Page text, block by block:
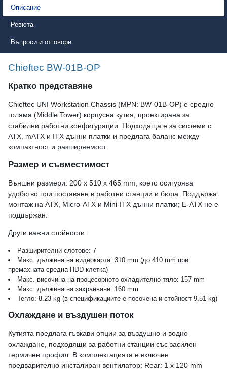
Описание
Ревюта
Въпроси и отговори
Chieftec BW-01B-OP
Кратко представяне
Chieftec UNI Workstation Chassis (MPN: BW-01B-OP) е средно
голяма (Middle Tower) корпусна кутия, проектирана за
стабилни работни конфигурации. Подходяща е за системи с
ATX, mATX и ITX дънни платки и предлага баланс между
компактност и разширяемост.
Размер и съвместимост
Външни размери: 200 x 510 x 465 mm, което осигурява
удобство при поставяне в работни станции и бюра. Поддържа
монтаж на ATX, Micro-ATX и Mini-ITX дънни платки; E-ATX не е
поддържан.
Други важни стойности:
Разширителни слотове: 7
Макс. дължина на видеокарта: 310 mm (до 410 mm при
премахната средна HDD клетка)
Макс. височина на процесорното охладително тяло: 157 mm
Макс. дължина на захранване: 160 mm
Тегло: 8.23 kg (в спецификациите е посочена и стойност 9.51 kg)
Охлаждане и въздушен поток
Кутията предлага гъвкави опции за въздушно и водно
охлаждане, подходящи за работни станции със засилен
термичен профил. В комплектацията е включен
предварително инсталиран вентилатор: Rear: 1 x 120 mm